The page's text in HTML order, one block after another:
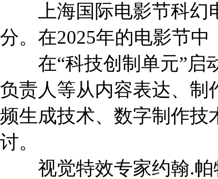
上海国际电影节科幻
分。在2025年的电影节
在“科技创制单元”启
负责人等从内容表达、
频生成技术、数字制作技
讨。
视觉特效专家约翰.帕